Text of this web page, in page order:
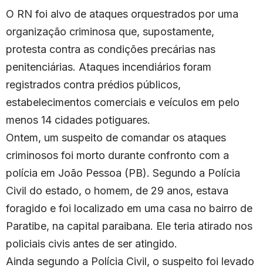
O RN foi alvo de ataques orquestrados por uma
organização criminosa que, supostamente,
protesta contra as condições precárias nas
penitenciárias. Ataques incendiários foram
registrados contra prédios públicos,
estabelecimentos comerciais e veículos em pelo
menos 14 cidades potiguares.
Ontem, um suspeito de comandar os ataques
criminosos foi morto durante confronto com a
polícia em João Pessoa (PB). Segundo a Polícia
Civil do estado, o homem, de 29 anos, estava
foragido e foi localizado em uma casa no bairro de
Paratibe, na capital paraibana. Ele teria atirado nos
policiais civis antes de ser atingido.
Ainda segundo a Polícia Civil, o suspeito foi levado